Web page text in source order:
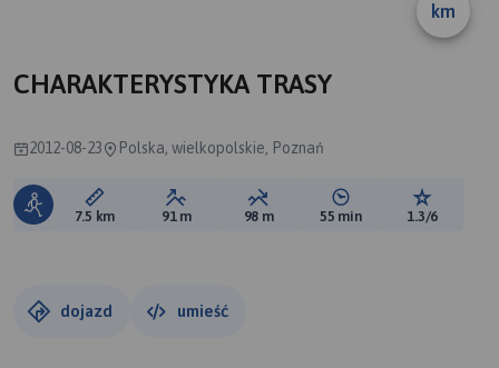
km
CHARAKTERYSTYKA TRASY
2012-08-23 Polska, wielkopolskie, Poznań
Długość trasy:
7.5 km Suma przewyższeń:
91 m Suma spadków:
98 m Średni czas potrzebny
55 min Ocena
1.3/6
dojazd umieść